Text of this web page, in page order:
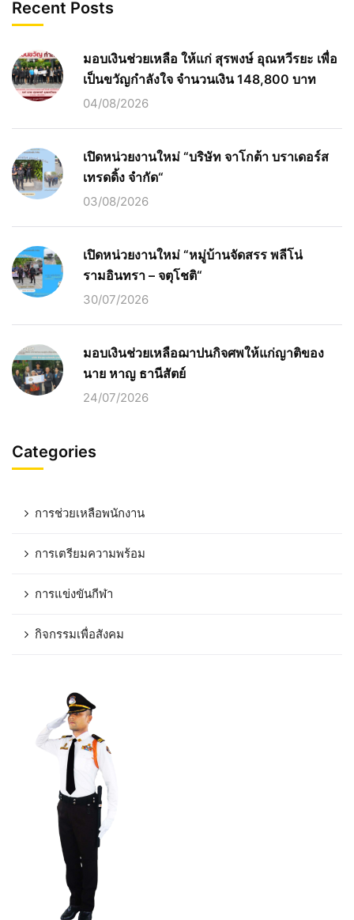
Recent Posts
มอบเงินช่วยเหลือ ให้แก่ สุรพงษ์ อุณหวีรยะ เพื่อ
เป็นขวัญกำลังใจ จำนวนเงิน 148,800 บาท
04/08/2026
เปิดหน่วยงานใหม่ “บริษัท จาโกต้า บราเดอร์ส
เทรดดิ้ง จำกัด“
03/08/2026
เปิดหน่วยงานใหม่ “หมู่บ้านจัดสรร พลีโน่
รามอินทรา – จตุโชติ“
30/07/2026
มอบเงินช่วยเหลือฌาปนกิจศพให้แก่ญาติของ
นาย หาญ ธานีสัตย์
24/07/2026
Categories
การช่วยเหลือพนักงาน
การเตรียมความพร้อม
การแข่งขันกีฬา
กิจกรรมเพื่อสังคม